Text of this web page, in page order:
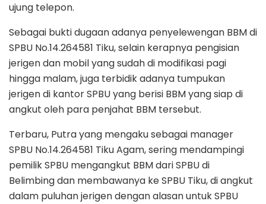
ujung telepon.
Sebagai bukti dugaan adanya penyelewengan BBM di
SPBU No.14.264581 Tiku, selain kerapnya pengisian
jerigen dan mobil yang sudah di modifikasi pagi
hingga malam, juga terbidik adanya tumpukan
jerigen di kantor SPBU yang berisi BBM yang siap di
angkut oleh para penjahat BBM tersebut.
Terbaru, Putra yang mengaku sebagai manager
SPBU No.14.264581 Tiku Agam, sering mendampingi
pemilik SPBU mengangkut BBM dari SPBU di
Belimbing dan membawanya ke SPBU Tiku, di angkut
dalam puluhan jerigen dengan alasan untuk SPBU